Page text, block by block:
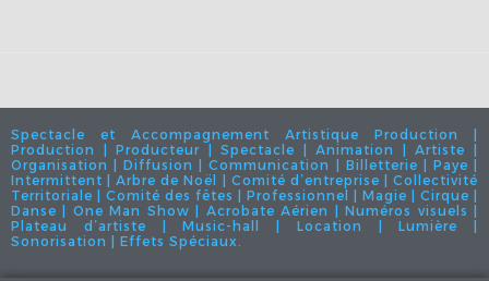
Spectacle et Accompagnement Artistique Production |
Production | Producteur | Spectacle | Animation | Artiste |
Organisation | Diffusion | Communication | Billetterie | Paye |
Intermittent | Arbre de Noël | Comité d’entreprise | Collectivité
Territoriale | Comité des fêtes | Professionnel | Magie | Cirque |
Danse | One Man Show | Acrobate Aérien | Numéros visuels |
Plateau d’artiste | Music-hall | Location | Lumière |
Sonorisation | Effets Spéciaux.